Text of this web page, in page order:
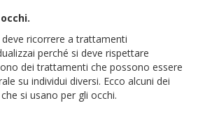
ricorrere a trattamenti
perché si deve rispettare
dei trattamenti che possono essere
su individui diversi. Ecco alcuni dei
si usano per gli occhi.